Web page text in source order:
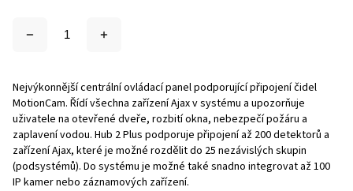
Nejvýkonnější centrální ovládací panel podporující připojení čidel
MotionCam. Řídí všechna zařízení Ajax v systému a upozorňuje
uživatele na otevřené dveře, rozbití okna, nebezpečí požáru a
zaplavení vodou. Hub 2 Plus podporuje připojení až 200 detektorů a
zařízení Ajax, které je možné rozdělit do 25 nezávislých skupin
(podsystémů). Do systému je možné také snadno integrovat až 100
IP kamer nebo záznamových zařízení.